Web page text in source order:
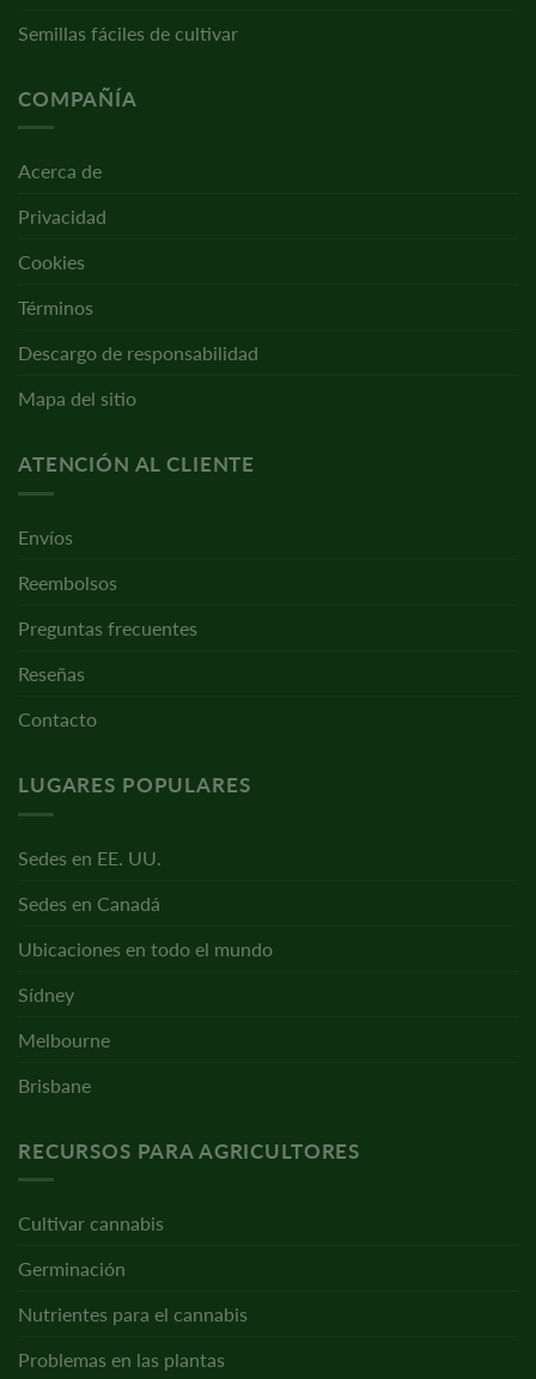
Semillas fáciles de cultivar
COMPAÑÍA
Acerca de
Privacidad
Cookies
Términos
Descargo de responsabilidad
Mapa del sitio
ATENCIÓN AL CLIENTE
Envíos
Reembolsos
Preguntas frecuentes
Reseñas
Contacto
LUGARES POPULARES
Sedes en EE. UU.
Sedes en Canadá
Ubicaciones en todo el mundo
Sídney
Melbourne
Brisbane
RECURSOS PARA AGRICULTORES
Cultivar cannabis
Germinación
Nutrientes para el cannabis
Problemas en las plantas